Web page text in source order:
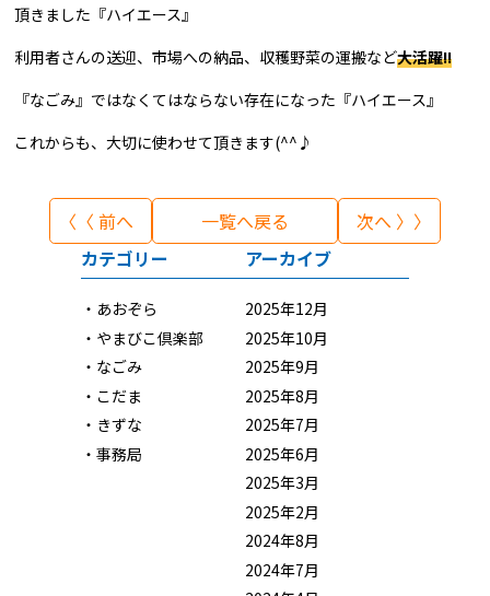
頂きました『ハイエース』
利用者さんの送迎、市場への納品、収穫野菜の運搬など大活躍!!
『なごみ』ではなくてはならない存在になった『ハイエース』
これからも、大切に使わせて頂きます(^^♪
〈〈 前へ 一覧へ戻る
次へ 〉〉
カテゴリー
あおぞら
やまびこ倶楽部
なごみ
こだま
きずな
事務局
アーカイブ
2025年12月
2025年10月
2025年9月
2025年8月
2025年7月
2025年6月
2025年3月
2025年2月
2024年8月
2024年7月